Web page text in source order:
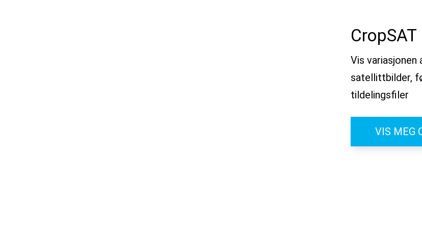
CropSAT
Vis variasjonen
satellittbilder,
tildelingsfiler
VIS MEG